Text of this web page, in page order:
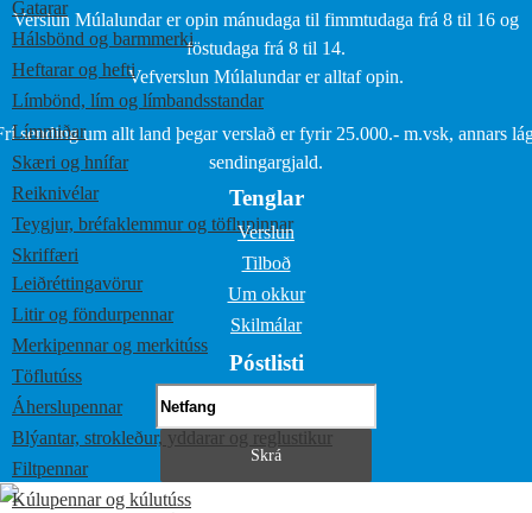
Gatarar
Hálsbönd og barmmerki
Heftarar og hefti
Límbönd, lím og límbandsstandar
Límmiðar
Skæri og hnífar
Reiknivélar
Teygjur, bréfaklemmur og töflupinnar
Skriffæri
Leiðréttingavörur
Litir og föndurpennar
Merkipennar og merkitúss
Töflutúss
Áherslupennar
Blýantar, strokleður, yddarar og reglustikur
Filtpennar
Kúlupennar og kúlutúss
Verslun Múlalundar er opin mánudaga til fimmtudaga frá 8 til 16 og
föstudaga frá 8 til 14.
Vefverslun Múlalundar er alltaf opin.
sending um allt land þegar verslað er fyrir 25.000.- m.vsk, annars
sendingargjald.
Tenglar
Verslun
Tilboð
Um okkur
Skilmálar
Póstlisti